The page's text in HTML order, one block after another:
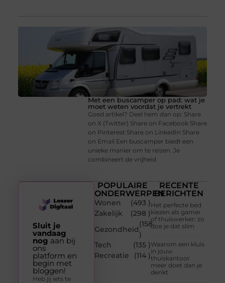
Met een buscamper op pad: wat je
moet weten voordat je vertrekt
Goed artikel? Deel hem dan op: Share
on X (Twitter) Share on Facebook Share
on Pinterest Share on LinkedIn Share
on Email Een buscamper biedt een
unieke manier om te reizen. Je
combineert de vrijheid
POPULAIRE
ONDERWERPEN
Wonen
(493 )
Zakelijk
(298 )
Gezondheid
(158
)
Tech
(135 )
Recreatie
(114 )
RECENTE
BERICHTEN
Het perfecte bed
kiezen als gamer
of thuiswerker: zo
doe je dat slim
Waarom een kluis
in jouw
thuiskantoor
meer doet dan je
denkt
Sluit je
vandaag
nog aan bij
ons
platform en
begin met
bloggen!
Heb jij iets te